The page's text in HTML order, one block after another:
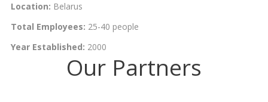
Location: Belarus
Total Employees: 25-40 people
Year Established: 2000
Our Partners